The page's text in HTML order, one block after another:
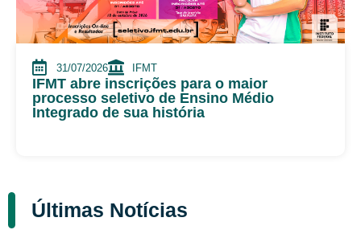
31/07/2026 IFMT
IFMT abre inscrições para o maior
processo seletivo de Ensino Médio
Integrado de sua história
Últimas Notícias